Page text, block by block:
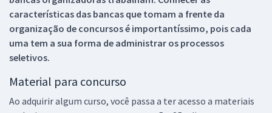
características das bancas que tomam a frente da
organização de concursos é importantíssimo, pois cada
uma tem a sua forma de administrar os processos
seletivos.
Material para concurso
Ao adquirir algum curso, você passa a ter acesso a materiais